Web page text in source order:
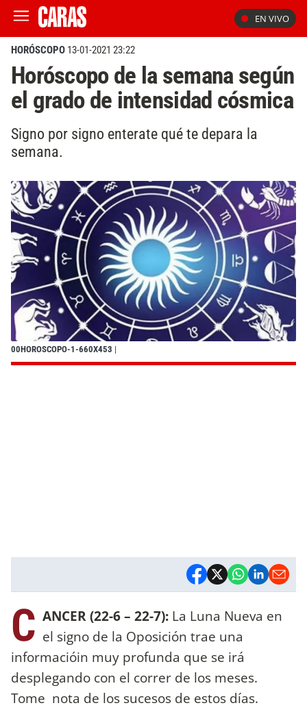
EN VIVO
HORÓSCOPO 13-01-2021 23:22
Horóscopo de la semana según
el grado de intensidad cósmica
Signo por signo enterate qué te depara la
semana.
00HOROSCOPO-1-660X453 |
C ANCER (22-6 – 22-7): La Luna Nueva en
el signo de la Oposición trae una
informacióin muy profunda que se irá
desplegando con el correr de los meses.
Tome nota de los sucesos de estos días.